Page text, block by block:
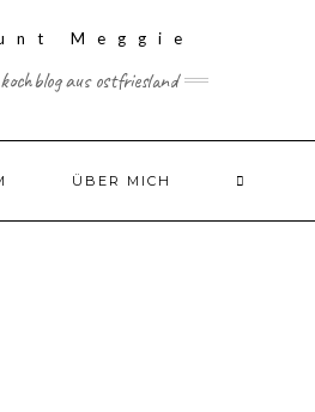
aus ostfriesland
ÜBER MICH